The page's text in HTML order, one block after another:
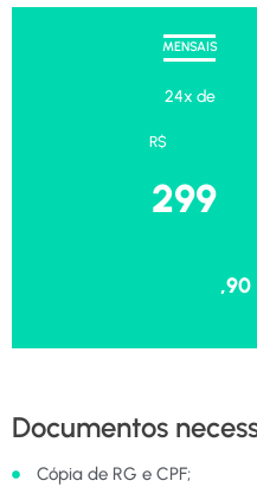
MENSAIS
24x de
R$
299
,90
Documentos
Cópia de RG e CPF;